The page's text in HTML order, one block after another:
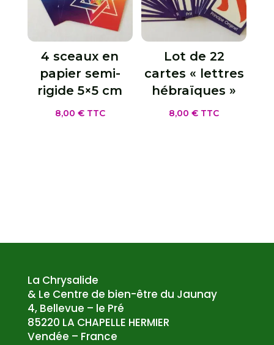
4 sceaux en
papier semi-
rigide 5×5 cm
8,00 € TTC
Lot de 22
cartes « lettres
hébraïques »
8,00€ TTC
La Chrysalide
& Le Centre de bien-être du Jaunay
4, Bellevue – le Pré
85220 LA CHAPELLE HERMIER
Vendée – France